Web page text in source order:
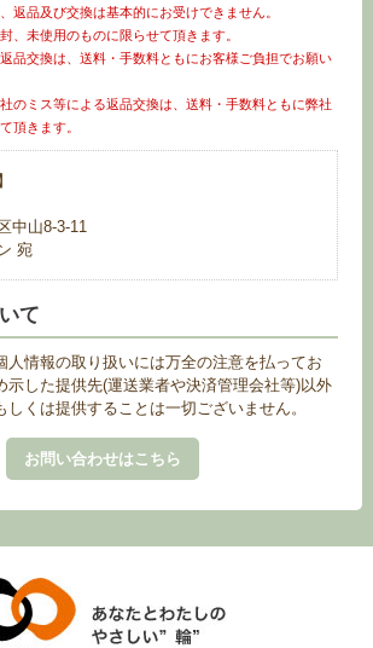
返品及び交換は基本的にお受けできません。
、未使用のものに限らせて頂きます。
品交換は、送料・手数料ともにお客様ご負担でお願い
のミス等による返品交換は、送料・手数料ともに弊社
頂きます。
中山8-3-11
宛
て
人情報の取り扱いには万全の注意を払ってお
示した提供先(運送業者や決済管理会社等)以外
くは提供することは一切ございません。
お問い合わせはこちら